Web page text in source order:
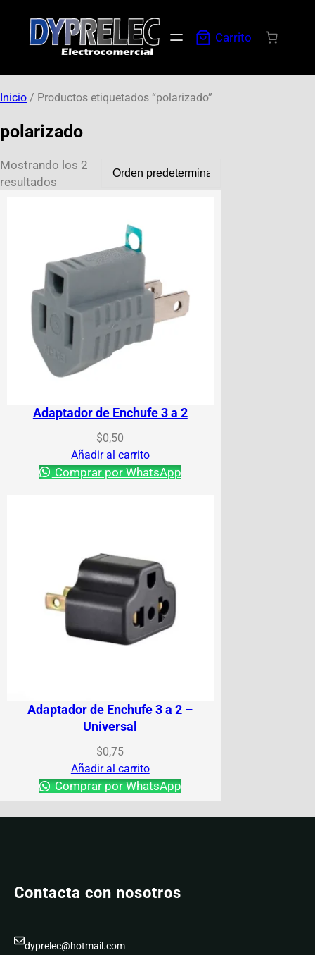
Carrito
Inicio / Productos etiquetados “polarizado”
polarizado
Mostrando los 2
resultados
Adaptador de Enchufe 3 a 2
$0,50
Añadir al carrito
Comprar por WhatsApp
Adaptador de Enchufe 3 a 2 –
Universal
$0,75
Añadir al carrito
Comprar por WhatsApp
Contacta con nosotros
dyprelec@hotmail.com